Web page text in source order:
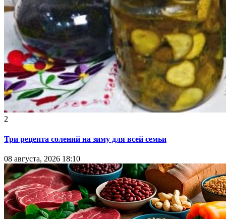
2
Три рецепта солений на зиму для всей семьи
08 августа, 2026 18:10